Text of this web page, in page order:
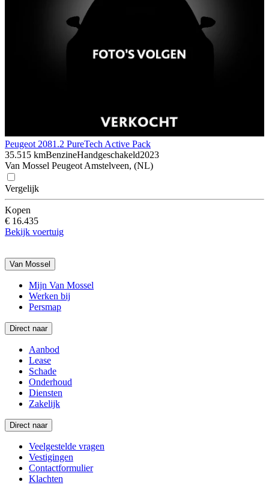
Peugeot 2081.2 PureTech Active Pack
35.515 kmBenzineHandgeschakeld2023
Van Mossel Peugeot Amstelveen, (NL)
Vergelijk
Kopen
€ 16.435
Bekijk voertuig
Van Mossel
Mijn Van Mossel
Werken bij
Persmap
Direct naar
Aanbod
Lease
Schade
Onderhoud
Diensten
Zakelijk
Direct naar
Veelgestelde vragen
Vestigingen
Contactformulier
Klachten